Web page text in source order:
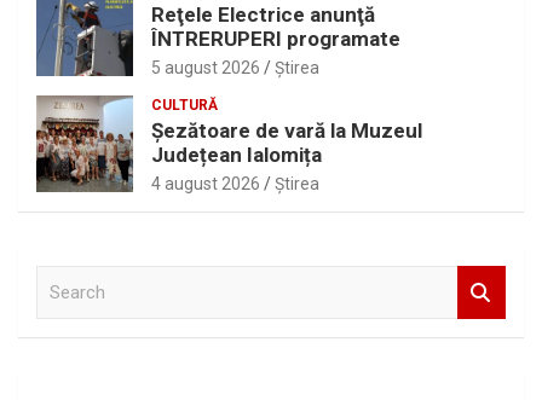
Reţele Electrice anunţă
ÎNTRERUPERI programate
5 august 2026 Ştirea
CULTURĂ
Șezătoare de vară la Muzeul
Județean Ialomița
4 august 2026 Ştirea